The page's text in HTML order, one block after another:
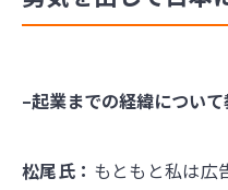
–起業までの経緯について
松尾氏： もともと私は広